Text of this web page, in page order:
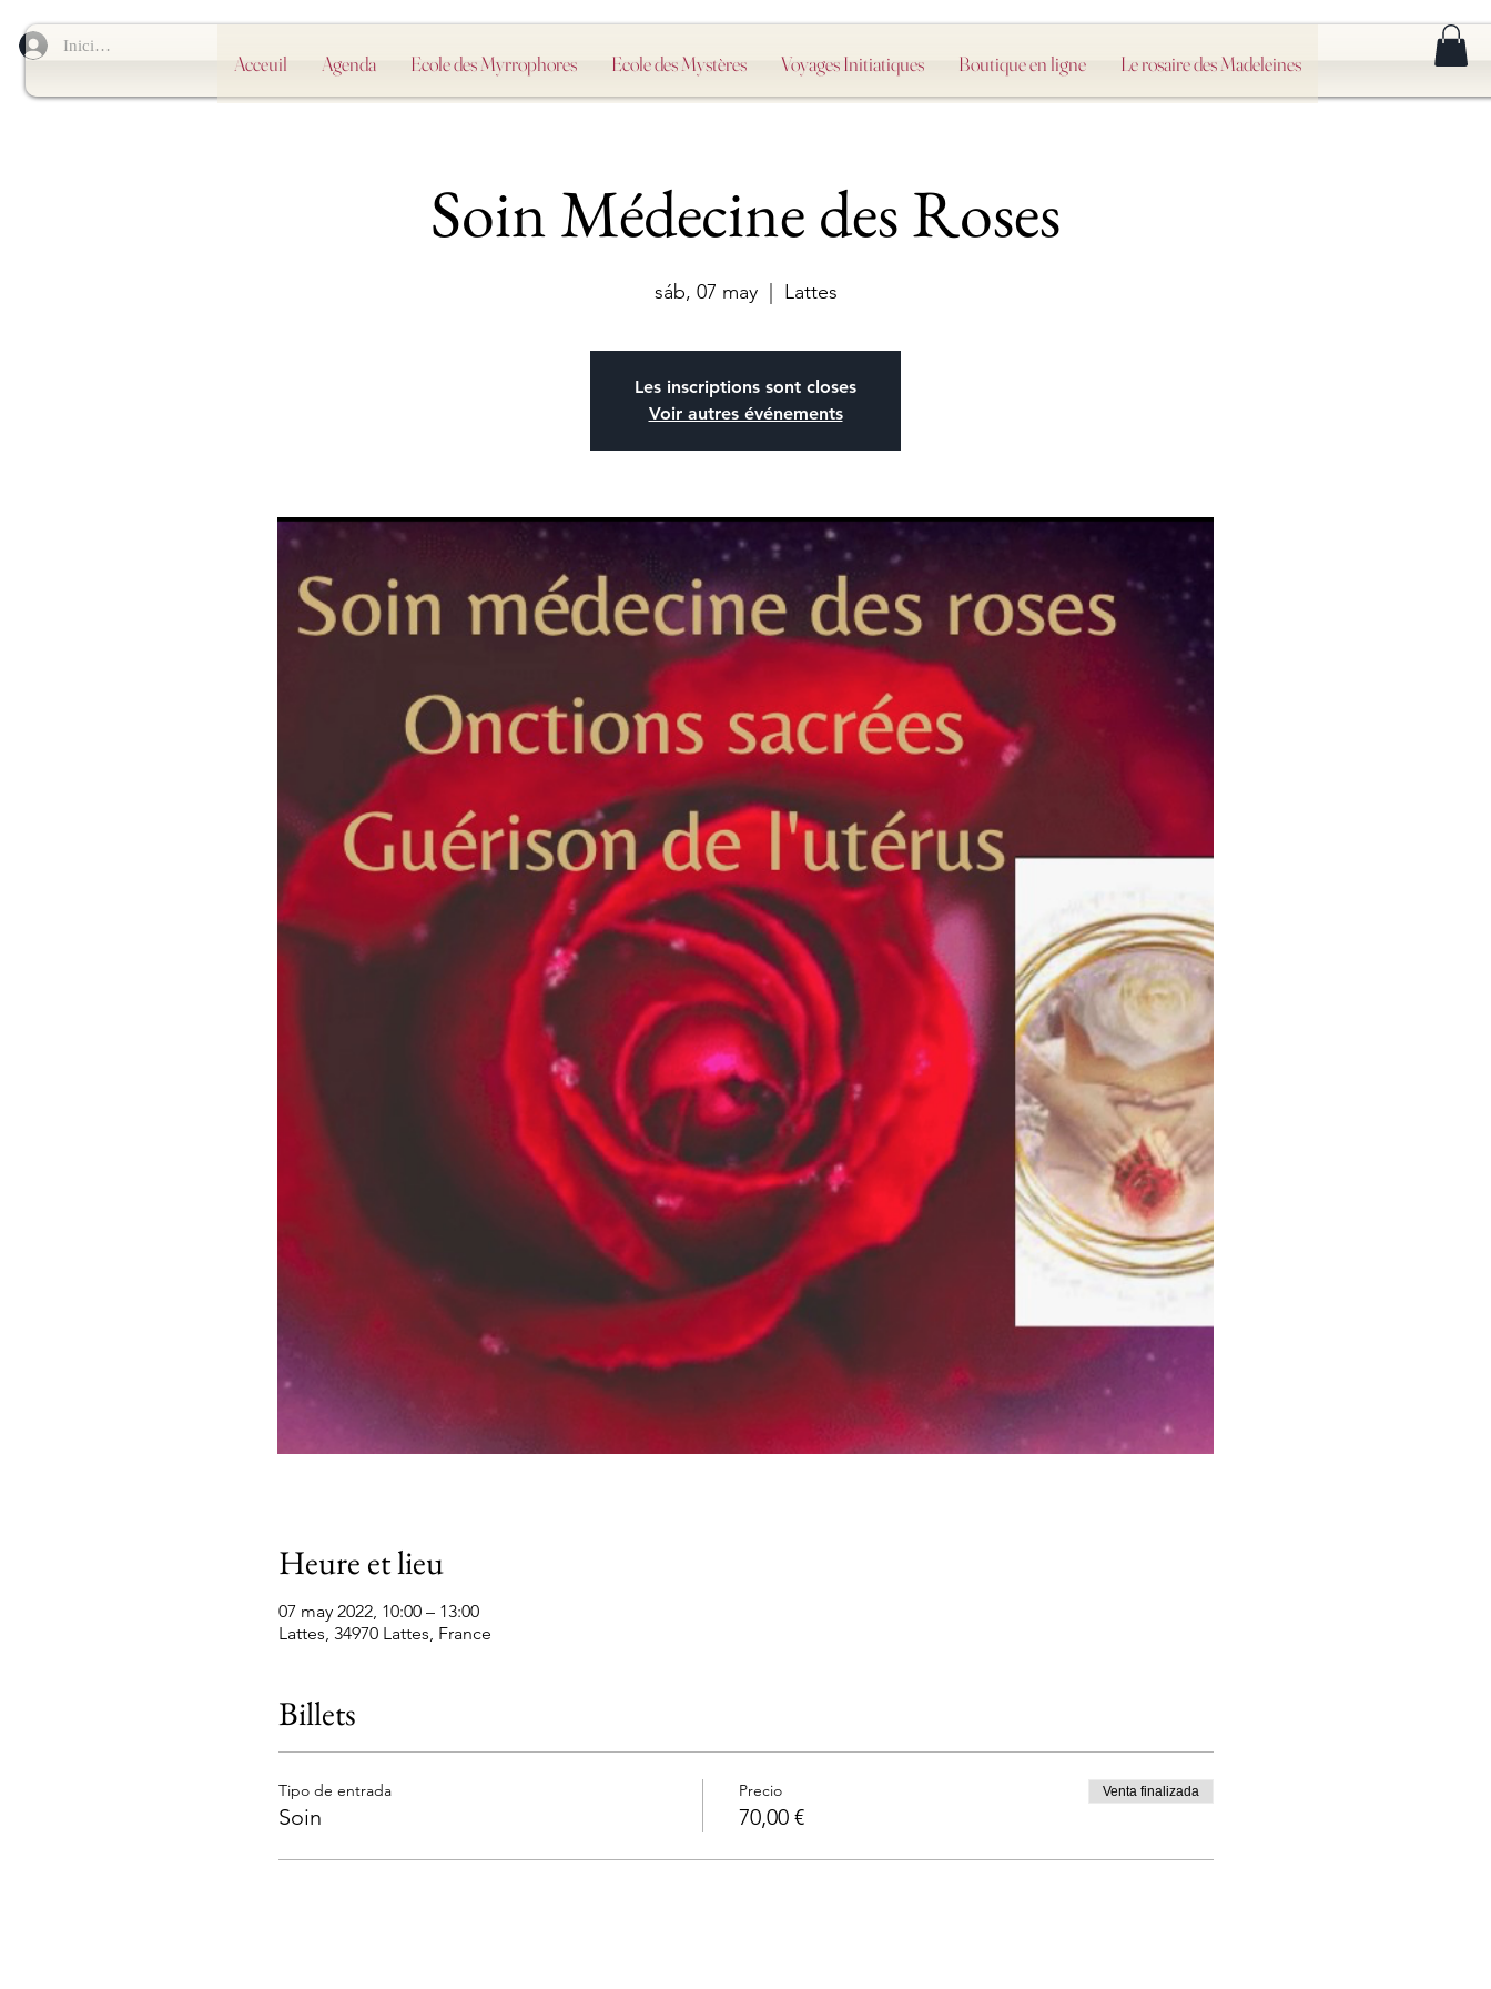
Iniciar sesión
Acceuil Agenda Ecole des Myrrophores Ecole des Mystères Voyages Initiatiques Boutique en ligne Le rosaire des Madeleines
Soin Médecine des Roses
sáb, 07 may
  |
Lattes
Les inscriptions sont closes
Voir autres événements
Heure et lieu
07 may 2022, 10:00 – 13:00
Lattes, 34970 Lattes, France
Billets
Tipo de entrada
Soin
Precio
70,00 €
Venta finalizada